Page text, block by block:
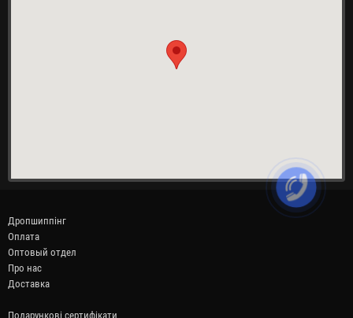
Дропшиппінг
Оплата
Оптовый отдел
Про нас
Доставка
Подарункові сертифікати